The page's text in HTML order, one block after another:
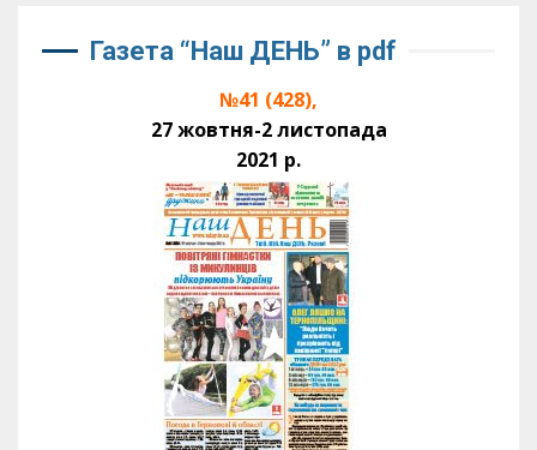
Газета “Наш ДЕНЬ” в pdf
№41 (428),
27 жовтня-2 листопада
2021 р.